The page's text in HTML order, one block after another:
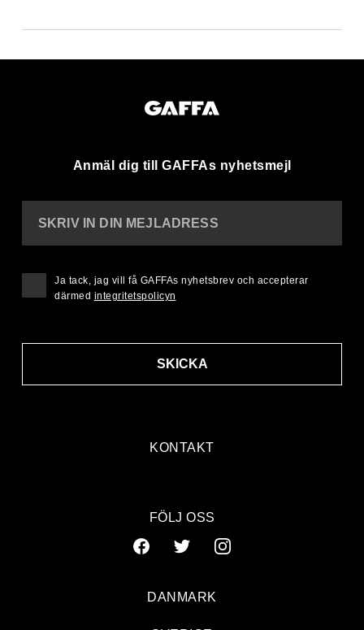
Anmäl dig till GAFFAs nyhetsmejl
KONTAKT
SKRIV IN DIN MEJLADRESS
SKICKA
Ja tack, jag vill få GAFFAs nyhetsbrev och accepterar
därmed integritetspolicyn
FÖLJ OSS
DANMARK